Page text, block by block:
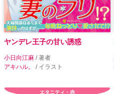
ヤンデレ王子の甘い誘惑
小日向江麻 / 著者
アキハル。 / イラスト
エタニティ・赤